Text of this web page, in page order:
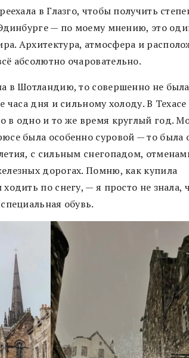
в Глазго, чтобы получить
— по моему мнению, это
Архитектура, атмосфера и
абсолютно очаровательно.
в Шотландию, то совершенно не была
часа дня и сильному холоду. В Техасе
в одно и то же время круглый год.
была особенно суровой — то была
с сильным снегопадом,
дорогах. Помню, как купила
по снегу, — я просто не знала,
обувь.